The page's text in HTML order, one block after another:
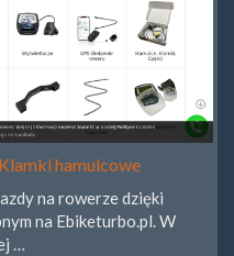
hamulcowe
na rowerze dzięki
na Ebiketurbo.pl. W
…